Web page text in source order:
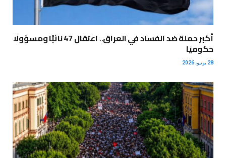
أكبر حملة ضد الفساد في العراق.. اعتقال 47 نائبًا ومسؤولًا
حكوميًا
28 يونيو، 2026